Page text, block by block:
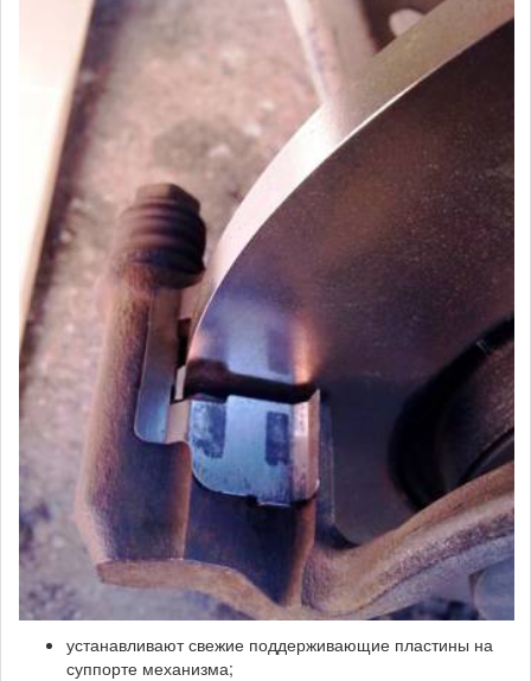
устанавливают свежие поддерживающие пластины на
суппорте механизма;